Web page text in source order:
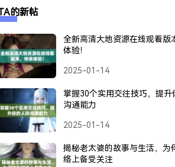
的新帖
全新高清大地资源在线观看版
体验！
2025-01-14
掌握30个实用交往技巧，提升
沟通能力
2025-01-14
揭秘老太婆的故事与生活，为
络上备受关注